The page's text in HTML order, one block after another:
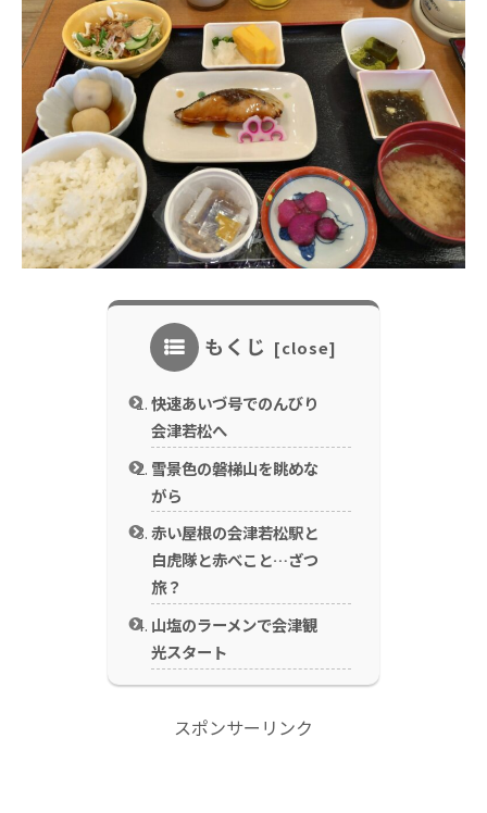
もくじ
快速あいづ号でのんびり
会津若松へ
雪景色の磐梯山を眺めな
がら
赤い屋根の会津若松駅と
白虎隊と赤べこと…ざつ
旅？
山塩のラーメンで会津観
光スタート
スポンサーリンク